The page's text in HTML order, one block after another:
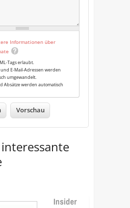
Informationen über
Tags erlaubt.
E-Mail-Adressen werden
umgewandelt.
Absätze werden automatisch
Insider